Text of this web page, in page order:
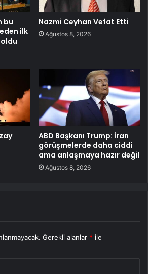
bu
ilk
Nazmi Ceyhan Vefat Etti
Ağustos 8, 2026
ABD Başkanı Trump: İran
görüşmelerde daha ciddi
ama anlaşmaya hazır değil
Ağustos 8, 2026
Gerekli alanlar * ile